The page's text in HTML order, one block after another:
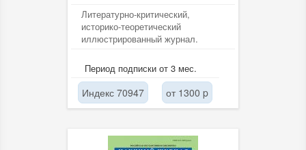
Литературно-критический,
историко-теоретический
иллюстрированный журнал.
Период подписки от 3 мес.
Индекс 70947 от 1300 p